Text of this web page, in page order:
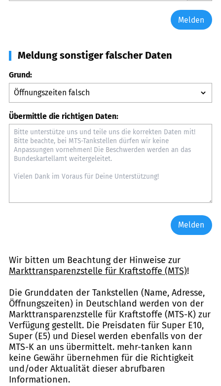
Melden
Meldung sonstiger falscher Daten
Grund:
Übermittle die richtigen Daten:
Melden
Wir bitten um Beachtung der Hinweise zur
Markttransparenzstelle für Kraftstoffe (MTS)!
Die Grunddaten der Tankstellen (Name, Adresse,
Öffnungszeiten) in Deutschland werden von der
Markttransparenzstelle für Kraftstoffe (MTS-K) zur
Verfügung gestellt. Die Preisdaten für Super E10,
Super (E5) und Diesel werden ebenfalls von der
MTS-K an uns übermittelt. mehr-tanken kann
keine Gewähr übernehmen für die Richtigkeit
und/oder Aktualität dieser abrufbaren
Informationen.